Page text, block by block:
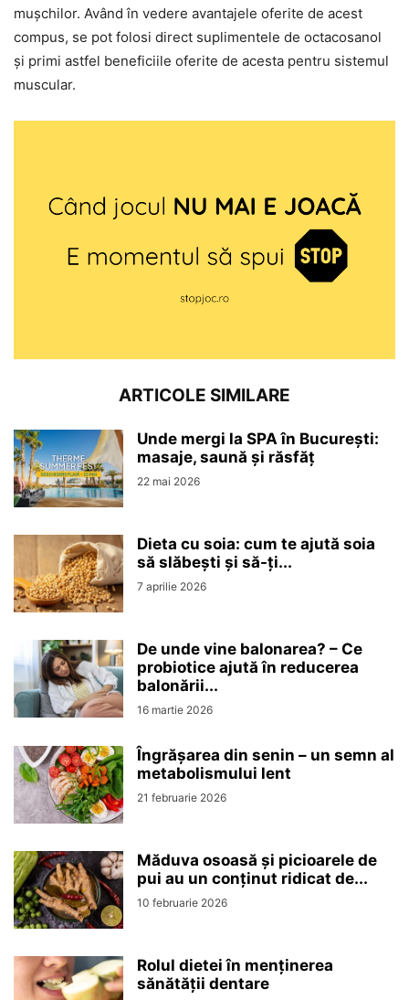
mușchilor. Având în vedere avantajele oferite de acest
compus, se pot folosi direct suplimentele de octacosanol
și primi astfel beneficiile oferite de acesta pentru sistemul
muscular.
ARTICOLE SIMILARE
Unde mergi la SPA în București:
masaje, saună și răsfăț
22 mai 2026
Dieta cu soia: cum te ajută soia
să slăbești și să-ți...
7 aprilie 2026
De unde vine balonarea? – Ce
probiotice ajută în reducerea
balonării...
16 martie 2026
Îngrășarea din senin – un semn al
metabolismului lent
21 februarie 2026
Măduva osoasă și picioarele de
pui au un conținut ridicat de...
10 februarie 2026
Rolul dietei în menținerea
sănătății dentare